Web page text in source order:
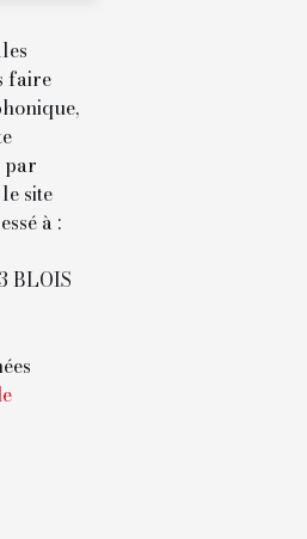
faire
par
site
à :
BLOIS